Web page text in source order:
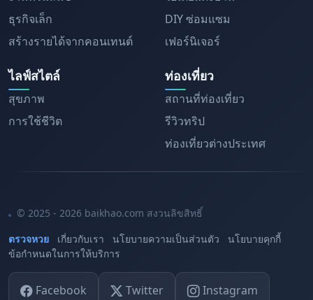
ธุรกิจเล็ก
สร้างรายได้จากคอนเทนต์
DIY ซ่อมแซม
เฟอร์นิเจอร์
ไลฟ์สไตล์
สุขภาพ
การใช้ชีวิต
ท่องเที่ยว
สถานที่ท่องเที่ยว
รีวิวทริป
ท่องเที่ยวต่างประเทศ
© 2025 - 2026 baikhao.com สงวนลิขสิทธิ์
ตรวจหวย
เกี่ยวกับเรา นโยบายความเป็นส่วนตัว
นโยบายคุกกี้
ข้อกำหนดในการให้บริการ
Facebook Twitter Instagram